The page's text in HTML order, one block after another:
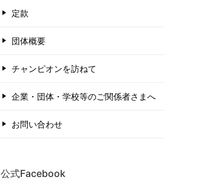
定款
団体概要
チャンピオンを訪ねて
企業・団体・学校等のご関係者さまへ
お問い合わせ
公式Facebook